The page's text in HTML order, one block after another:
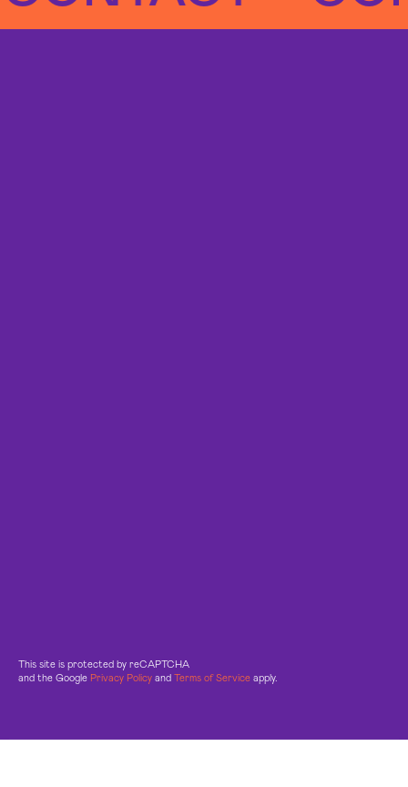
This site is protected by reCAPTCHA
and the Google Privacy Policy and Terms of Service apply.